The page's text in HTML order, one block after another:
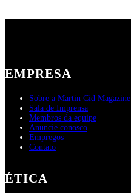
EMPRESA
Sobre a Martin Cid Magazine
Sala de Imprensa
Membros da equipe
Anuncie conosco
Empregos
Contato
ÉTICA